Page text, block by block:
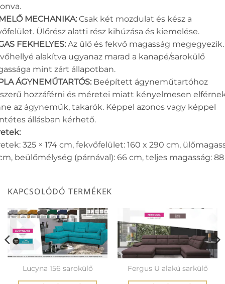
MECHANIKA: Csak két mozdulat és kész a
Ülőrész alatti rész kihúzása és kiemelése.
FEKHELYES: Az ülő és fekvő magasság megegyezik.
alakítva ugyanaz marad a kanapé/sarokülő
mint zárt állapotban.
ÁGYNEMŰTARTÓS: Beépített ágyneműtartóhoz
hozzáférni és méretei miatt kényelmesen
az ágyneműk, takarók. Képpel azonos vagy képpel
állásban kérhető.
325 × 174 cm, fekvőfelület: 160 x 290 cm,
beülőmélység (párnával): 66 cm, teljes magasság:
KAPCSOLÓDÓ TERMÉKEK
Lucyna 156 sarokülő Fergus U alakú sarkülő